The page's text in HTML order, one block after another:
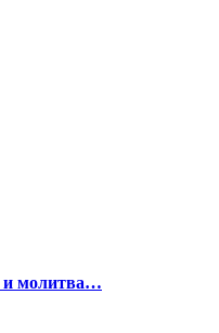
и молитва…